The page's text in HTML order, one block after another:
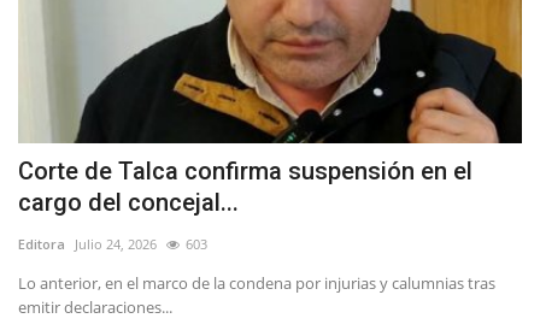
Corte de Talca confirma suspensión en el
cargo del concejal...
Editora Julio 24, 2026 603
Lo anterior, en el marco de la condena por injurias y calumnias tras
emitir declaraciones...